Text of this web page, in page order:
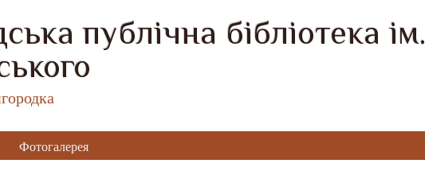
публічна бібліотека ім.
Фотогалерея